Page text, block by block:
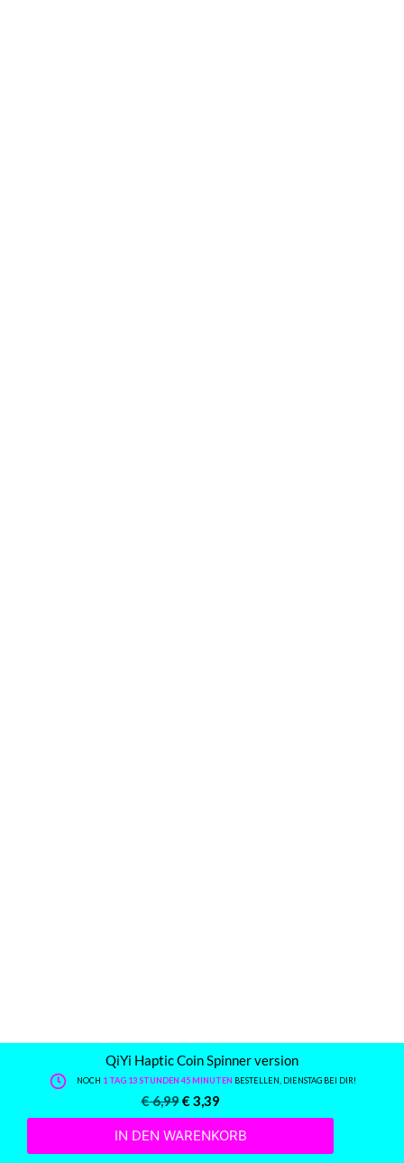
QiYi Haptic Coin Spinner version
NOCH 1 TAG 13 STUNDEN 45 MINUTEN BESTELLEN, DIENSTAG BEI DIR!
€6,99€ 3,39
IN DEN WARENKORB